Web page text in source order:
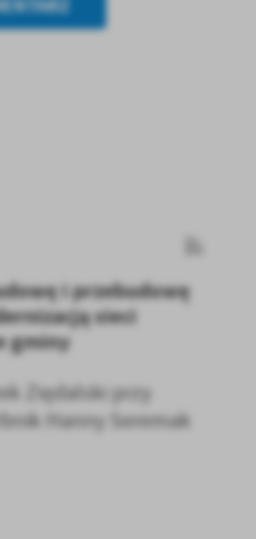
i przebudowę
sieci
gminy
Ziędalski przy
Hanny Seremak